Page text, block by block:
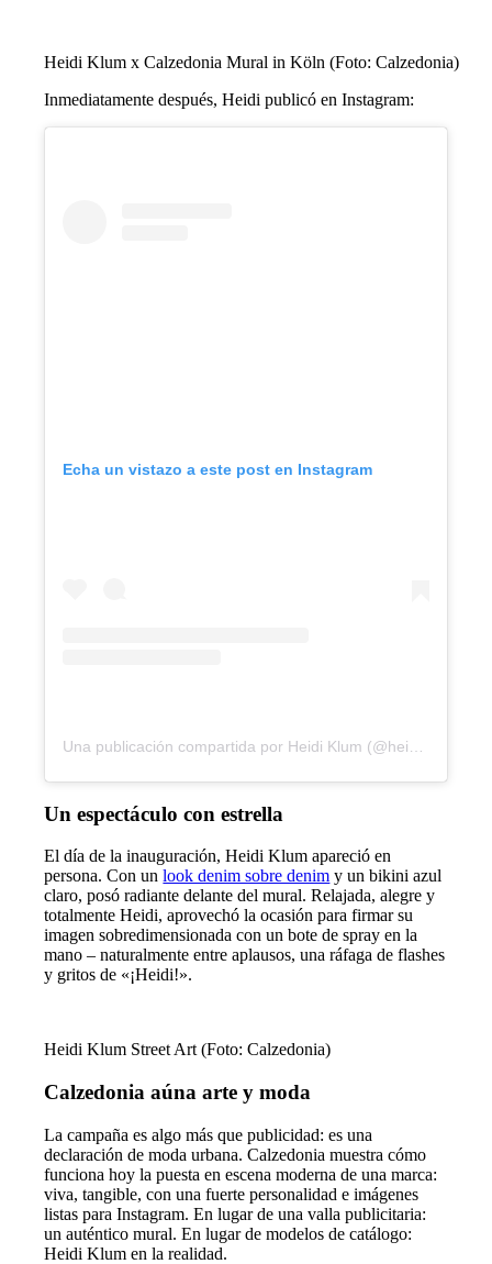
Heidi Klum x Calzedonia Mural in Köln (Foto: Calzedonia)
Inmediatamente después, Heidi publicó en Instagram:
Echa un vistazo a este post en Instagram
Un espectáculo con estrella
El día de la inauguración, Heidi Klum apareció en
persona. Con unlook denim sobre denim y un bikini azul
claro, posó radiante delante del mural. Relajada, alegre y
totalmente Heidi, aprovechó la ocasión para firmar su
imagen sobredimensionada con un bote de spray en la
mano – naturalmente entre aplausos, una ráfaga de flashes
y gritos de «¡Heidi!».
Heidi Klum Street Art (Foto: Calzedonia)
Calzedonia aúna arte y moda
La campaña es algo más que publicidad: es una
declaración de moda urbana. Calzedonia muestra cómo
funciona hoy la puesta en escena moderna de una marca:
viva, tangible, con una fuerte personalidad e imágenes
listas para Instagram. En lugar de una valla publicitaria:
un auténtico mural. En lugar de modelos de catálogo:
Heidi Klum en la realidad.